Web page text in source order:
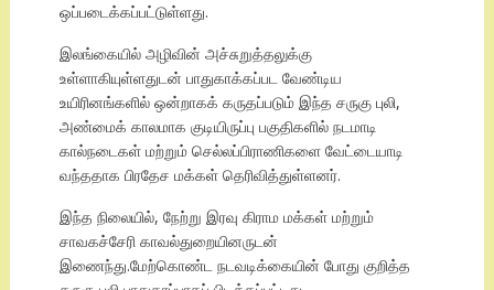
ஒப்படைக்கப்பட்டுள்ளது.
இலங்கையில் அழிவின் அச்சுறுத்தலுக்கு
உள்ளாகியுள்ளதுடன் பாதுகாக்கப்பட வேண்டிய
உயிரினங்களில் ஒன்றாகக் கருதப்படும் இந்த சருகு புலி,
அண்மைக் காலமாக குடியிருப்பு பகுதிகளில் நடமாடி
கால்நடைகள் மற்றும் செல்லப்பிராணிகளை வேட்டையாடி
வந்ததாக பிரதேச மக்கள் தெரிவித்துள்ளனர்.
இந்த நிலையில், நேற்று இரவு கிராம மக்கள் மற்றும்
சாவகச்சேரி காவல்துறையினருடன்
இணைந்து.மேற்கொண்ட நடவடிக்கையின் போது குறித்த